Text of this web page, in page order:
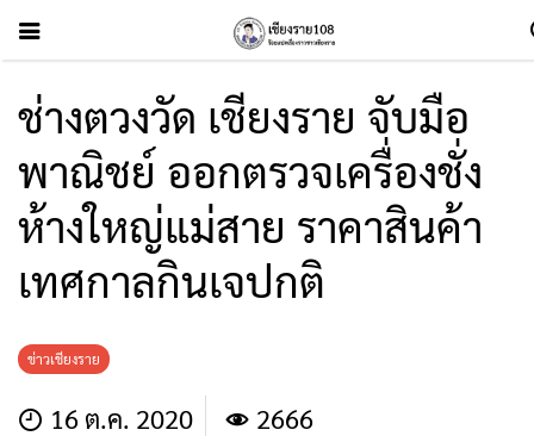
ช่าง​ตวงวัด​ เชียงราย​ จับมือ
พาณิชย์​ ออกตรวจเครื่องชั่ง
ห้างใหญ่แม่สาย​ ราคาสินค้า
เทศกาลกินเจปกติ
ข่าวเชียงราย
16 ต.ค. 2020 2666